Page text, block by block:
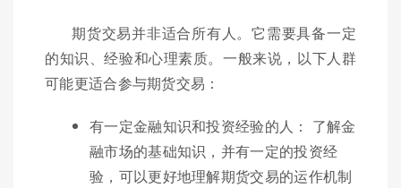
期货交易并非适合所有人。它需要具备一定
的知识、经验和心理素质。一般来说，以下人群
可能更适合参与期货交易：
有一定金融知识和投资经验的人： 了解金
融市场的基础知识，并有一定的投资经
验，可以更好地理解期货交易的运作机制